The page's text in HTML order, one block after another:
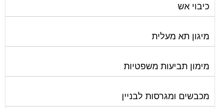
כיבוי אש
מיגון תא מעלית
מימון תביעות משפטיות
מכבשים ומגרסות לבניין